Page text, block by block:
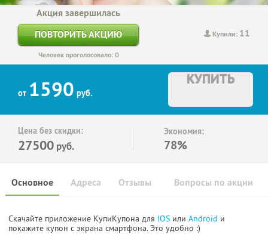
Купили: 11
Акция завершилась
ПОВТОРИТЬ АКЦИЮ
Человек проголосовало: 0
от 1590 руб.
КУПИТЬ
Цена без скидки:
27500 руб.
Экономия:
78%
Основное Отзывы Вопросы по акции
Адреса
Скачайте приложение КупиКупона для IOS или Android и
покажите купон с экрана смартфона. Это удобно :)